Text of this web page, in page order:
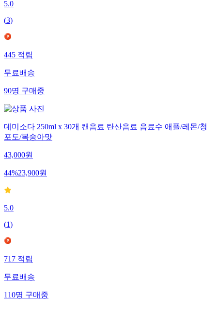
5.0
(3)
445적립
무료배송
90명구매중
데미소다 250ml x 30개 캔음료 탄산음료 음료수 애플/레몬/청
포도/복숭아맛
43,000원
44%23,900원
5.0
(1)
717적립
무료배송
110명구매중